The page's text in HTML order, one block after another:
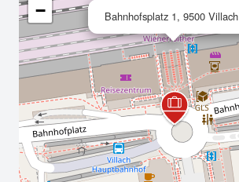
Bahnhofsplatz 1, 9500 Villach
−